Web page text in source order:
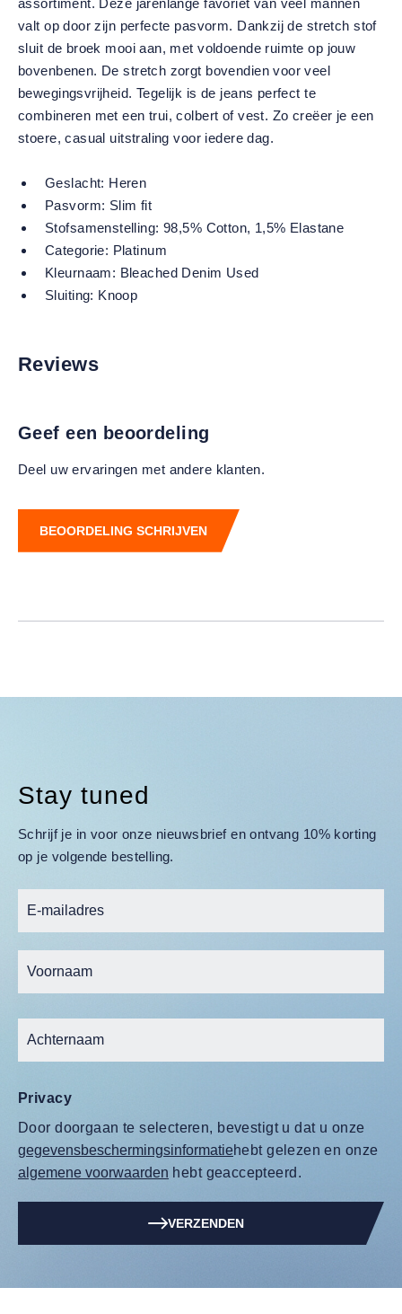
valt op door zijn perfecte pasvorm. Dankzij de stretch stof
sluit de broek mooi aan, met voldoende ruimte op jouw
bovenbenen. De stretch zorgt bovendien voor veel
bewegingsvrijheid. Tegelijk is de jeans perfect te
combineren met een trui, colbert of vest. Zo creëer je een
stoere, casual uitstraling voor iedere dag.
Geslacht: Heren
Pasvorm: Slim fit
Stofsamenstelling: 98,5% Cotton, 1,5% Elastane
Categorie: Platinum
Kleurnaam: Bleached Denim Used
Sluiting: Knoop
Reviews
Geef een beoordeling
Deel uw ervaringen met andere klanten.
BEOORDELING SCHRIJVEN
Stay tuned
Schrijf je in voor onze nieuwsbrief en ontvang 10% korting
op je volgende bestelling.
Privacy
Door doorgaan te selecteren, bevestigt u dat u onze
gegevensbeschermingsinformatiehebt gelezen en onze
algemene voorwaarden hebt geaccepteerd.
VERZENDEN